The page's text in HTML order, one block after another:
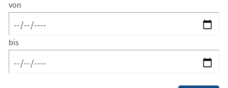
von
bis